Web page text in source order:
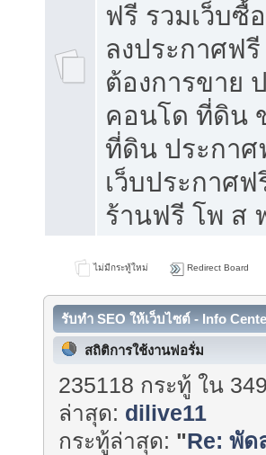
ฟรี รวมเว็บซื้
ลงประกาศฟ
ต้องการขาย
คอนโด ที่ดิน
ที่ดิน ประกา
เว็บประกาศ
ร้านฟรี โพ ส
ไม่มีกระทู้ใหม่ Redirect Board
รับทำ SEO ให้เว็บไซต์ - Info
สถิติการใช้งานฟอรั่ม
235118 กระทู้ ใน
ล่าสุด: dilive11
กระทู้ล่าสุด: "Re: พัด